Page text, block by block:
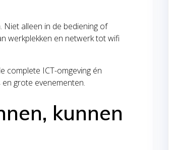
Niet alleen in de bediening of
werkplekken en netwerk tot wifi
complete ICT-omgeving én
grote evenementen.
kunnen